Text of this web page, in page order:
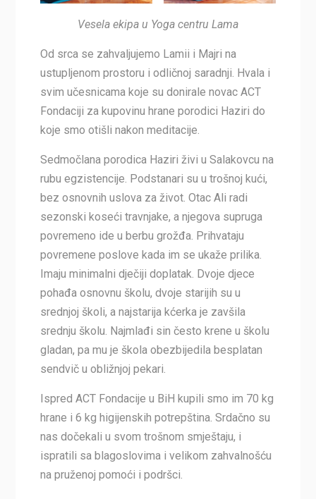
Vesela ekipa u Yoga centru Lama
Od srca se zahvaljujemo Lamii i Majri na
ustupljenom prostoru i odličnoj saradnji. Hvala i
svim učesnicama koje su donirale novac ACT
Fondaciji za kupovinu hrane porodici Haziri do
koje smo otišli nakon meditacije.
Sedmočlana porodica Haziri živi u Salakovcu na
rubu egzistencije. Podstanari su u trošnoj kući,
bez osnovnih uslova za život. Otac Ali radi
sezonski koseći travnjake, a njegova supruga
povremeno ide u berbu grožđa. Prihvataju
povremene poslove kada im se ukaže prilika.
Imaju minimalni dječiji doplatak. Dvoje djece
pohađa osnovnu školu, dvoje starijih su u
srednjoj školi, a najstarija kćerka je zavšila
srednju školu. Najmlađi sin često krene u školu
gladan, pa mu je škola obezbijedila besplatan
sendvič u obližnjoj pekari.
Ispred ACT Fondacije u BiH kupili smo im 70 kg
hrane i 6 kg higijenskih potrepština. Srdačno su
nas dočekali u svom trošnom smještaju, i
ispratili sa blagoslovima i velikom zahvalnošću
na pruženoj pomoći i podršci.